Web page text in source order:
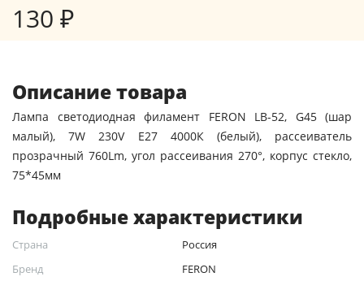
130 ₽
Описание товара
Лампа светодиодная филамент FERON LB-52, G45 (шар
малый), 7W 230V E27 4000К (белый), рассеиватель
прозрачный 760Lm, угол рассеивания 270°, корпус стекло,
75*45мм
Подробные характеристики
Страна
Россия
Бренд
FERON